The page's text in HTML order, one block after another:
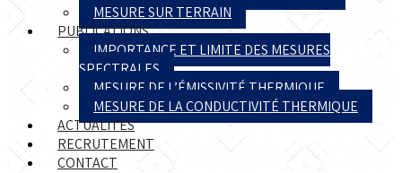
MESURE SUR TERRAIN
PUBLICATIONS
IMPORTANCE ET LIMITE DES MESURES
SPECTRALES
MESURE DE L’ÉMISSIVITÉ THERMIQUE
MESURE DE LA CONDUCTIVITÉ THERMIQUE
ACTUALITÉS
RECRUTEMENT
CONTACT